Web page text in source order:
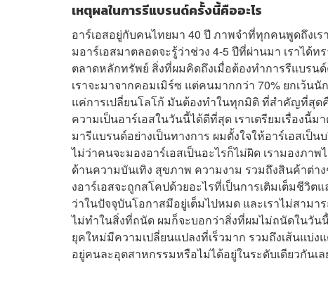
เหตุผลในการรีแบรนด์ครั้งนี้คืออะไร
อาร์เอสอยู่กับคนไทยมา 40 ปี ภาพจำที่ทุกคนพูดถึงเ
มอาร์เอสมาตลอดจะรู้ว่าช่วง 4-5 ปีที่ผ่านมา เราได้
ตลาดหลักทรัพย์ สิ่งที่ผมคิดถึงเมื่อต้องทำการรีแบรน
เราจะมาจากคอมเมิร์ซ แต่คนมากกว่า 70% ยกเว้น
แค่การเปลี่ยนโลโก้ มันต้องทำในทุกมิติ ที่สำคัญที่สุ
ความเป็นอาร์เอสในวันนี้ได้ดีที่สุด เราเตรียมเรื่องนี้
มารีแบรนด์อย่างเป็นทางการ ผมตั้งใจให้อาร์เอสเ
ไม่ว่าคนจะมองอาร์เอสเป็นอะไรก็ไม่ผิด เรามองภา
ด้านความบันเทิง สุขภาพ ความงาม รวมถึงสินค้าต่
งอาร์เอสจะถูกสโคปด้วยอะไรที่เป็นการเติมเต็มชีวิ
ว่าในปัจจุบันโอกาสมีอยู่เต็มไปหมด และเราไม่สาม
ไม่ทำในสิ่งที่ถนัด ผมก็จะบอกว่าสิ่งที่ผมไม่ถนัดในวัน
ยุคใหม่มีความเปลี่ยนแปลงที่เร็วมาก รวมถึงเส้นแบ่
อยู่คนละอุตสาหกรรมหรือไม่ได้อยู่ในระดับเดียวกัน